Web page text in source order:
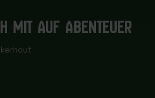
MIT AUF ABENTEUER